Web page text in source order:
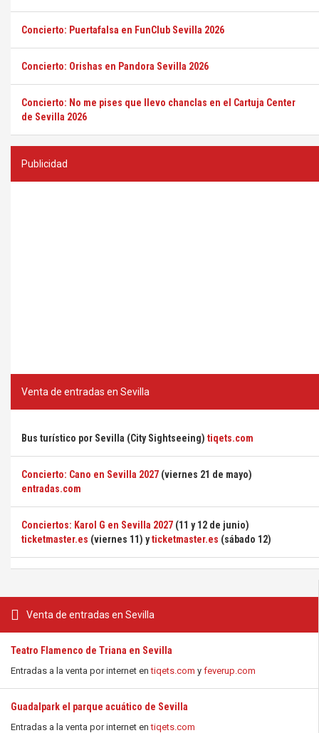
Venta de entradas en Sevilla
Teatro Flamenco de Triana en Sevilla
Entradas a la venta por internet entiqets.com y feverup.com
Guadalpark el parque acuático de Sevilla
Entradas a la venta por internet entiqets.com
Concierto: Puertafalsa en FunClub Sevilla 2026
Concierto: Orishas en Pandora Sevilla 2026
Concierto: No me pises que llevo chanclas en el Cartuja Center
de Sevilla 2026
Publicidad
Venta de entradas en Sevilla
Bus turístico por Sevilla (City Sightseeing) tiqets.com
Concierto: Cano en Sevilla 2027 (viernes 21 de mayo)
entradas.com
Conciertos: Karol G en Sevilla 2027 (11 y 12 de junio)
ticketmaster.es (viernes 11) yticketmaster.es (sábado 12)